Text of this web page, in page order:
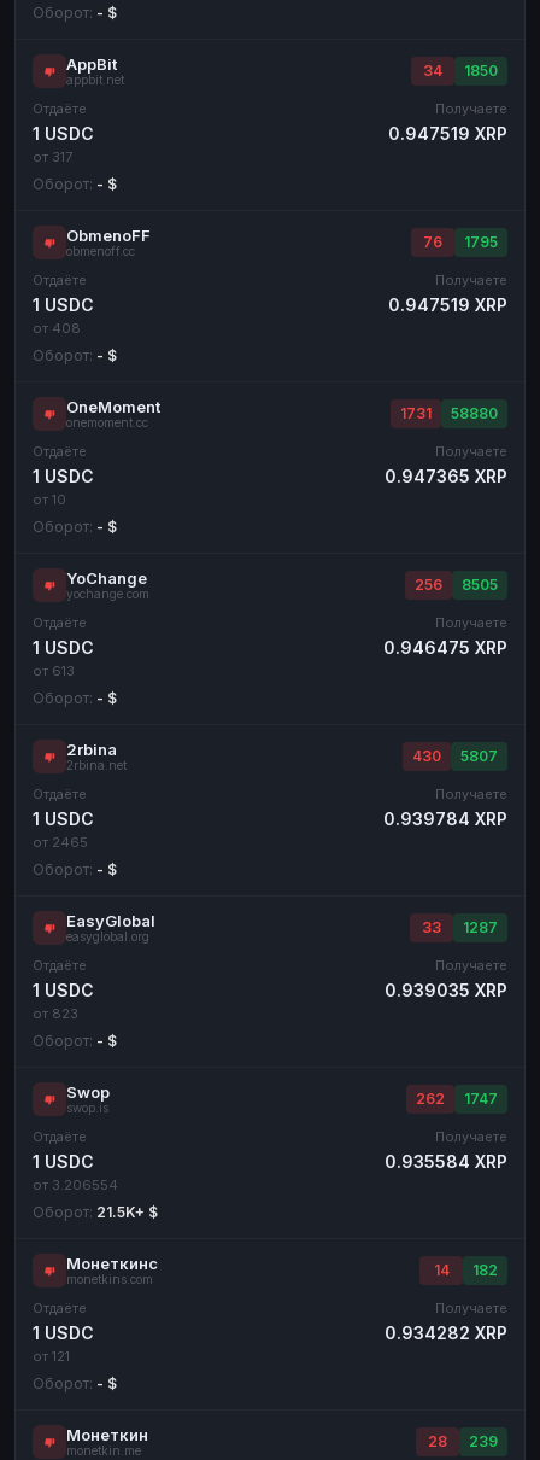
Оборот: - $
AppBit
appbit.net
34 1850
Отдаёте
1 USDC
от 317
Получаете
0.947519 XRP
Оборот: - $
ObmenoFF
obmenoff.cc
76 1795
Отдаёте
1 USDC
от 408
Получаете
0.947519 XRP
Оборот: - $
OneMoment
onemoment.cc
1731 58880
Отдаёте
1 USDC
от 10
Получаете
0.947365 XRP
Оборот: - $
YoChange
yochange.com
256 8505
Отдаёте
1 USDC
от 613
Получаете
0.946475 XRP
Оборот: - $
2rbina
2rbina.net
430 5807
Отдаёте
1 USDC
от 2465
Получаете
0.939784 XRP
Оборот: - $
EasyGlobal
easyglobal.org
33 1287
Отдаёте
1 USDC
от 823
Получаете
0.939035 XRP
Оборот: - $
Swop
swop.is
262 1747
Отдаёте
1 USDC
от 3.206554
Получаете
0.935584 XRP
Оборот: 21.5K+ $
Монеткинс
monetkins.com
14 182
Отдаёте
1 USDC
от 121
Получаете
0.934282 XRP
Оборот: - $
Монеткин
monetkin.me
28 239